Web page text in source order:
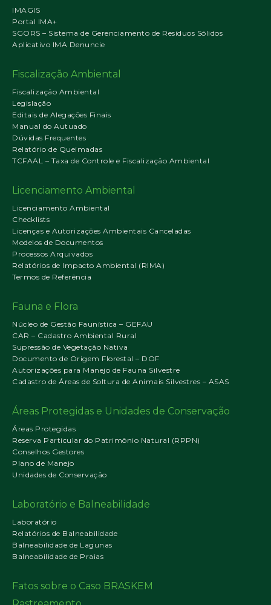
IMAGIS
Portal IMA+
SGORS – Sistema de Gerenciamento de Resíduos Sólidos
Aplicativo IMA Denuncie
Fiscalização Ambiental
Fiscalização Ambiental
Legislação
Editais de Alegações Finais
Manual do Autuado
Dúvidas Frequentes
Relatório de Queimadas
TCFAAL – Taxa de Controle e Fiscalização Ambiental
Licenciamento Ambiental
Licenciamento Ambiental
Checklists
Licenças e Autorizações Ambientais Canceladas
Modelos de Documentos
Processos Arquivados
Relatórios de Impacto Ambiental (RIMA)
Termos de Referência
Fauna e Flora
Núcleo de Gestão Faunística – GEFAU
CAR – Cadastro Ambiental Rural
Supressão de Vegetação Nativa
Documento de Origem Florestal – DOF
Autorizações para Manejo de Fauna Silvestre
Cadastro de Áreas de Soltura de Animais Silvestres – ASAS
Áreas Protegidas e Unidades de Conservação
Áreas Protegidas
Reserva Particular do Patrimônio Natural (RPPN)
Conselhos Gestores
Plano de Manejo
Unidades de Conservação
Laboratório e Balneabilidade
Laboratório
Relatórios de Balneabilidade
Balneabilidade de Lagunas
Balneabilidade de Praias
Fatos sobre o Caso BRASKEM